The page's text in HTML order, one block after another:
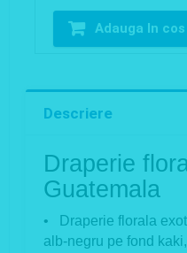
Adauga In cos
Descriere
Draperie
Guatemala
• Draperie florala
alb-negru pe fond